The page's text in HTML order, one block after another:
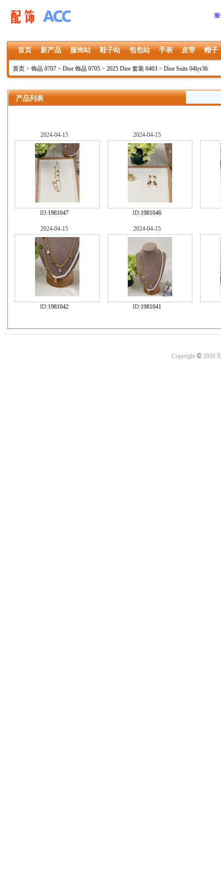
首页 新产品 服饰站 鞋子站 包包站 手表 皮带 帽子
首页 > 饰品 0707 > Dior 饰品 0705 > 2025 Dior 套装 0403 > Dior Suits 04lyr36
产品列表
2024-04-15
ID:1981047
2024-04-15
ID:1981046
2024-04-15
ID:1981042
2024-04-15
ID:1981041
Copyright ©2020